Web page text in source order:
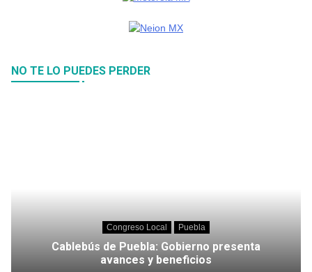
NO TE LO PUEDES PERDER
Congreso Local Puebla
Cablebús de Puebla: Gobierno presenta
avances y beneficios